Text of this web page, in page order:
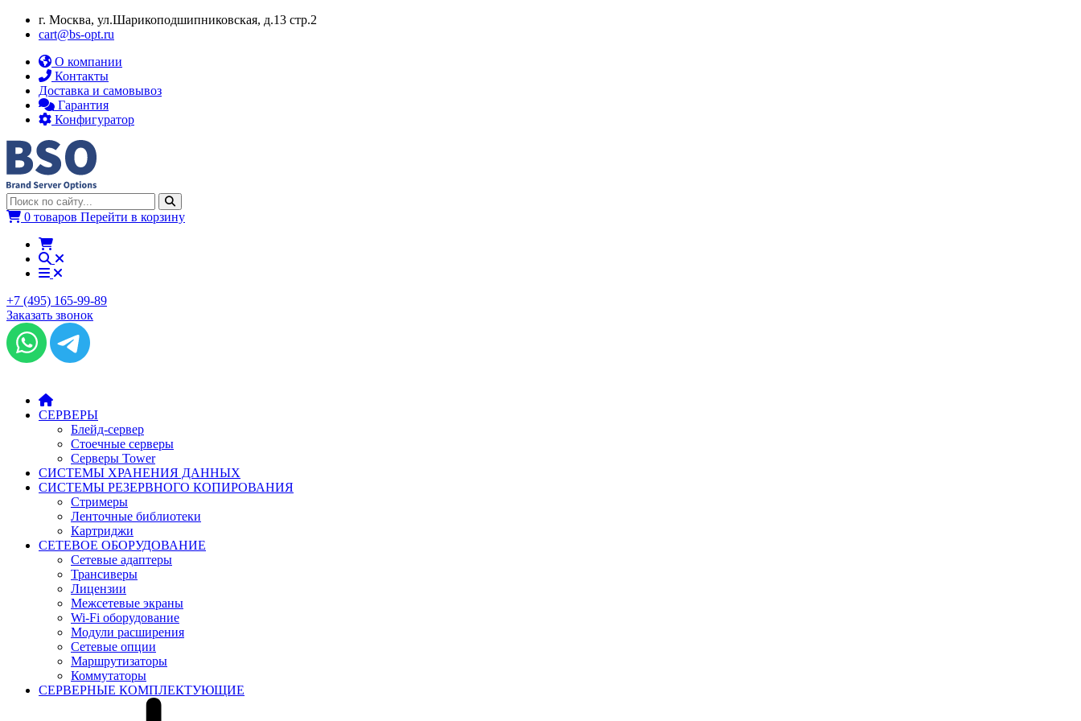
г. Москва, ул.​​Шарикоподшипниковская, д.13 стр.2
cart@bs-opt.ru
О компании
Контакты
Доставка и самовывоз
Гарантия
Конфигуратор
0 товаров Перейти в корзину
+7 (495) 165-99-89
Заказать звонок
СЕРВЕРЫ
Блейд-сервер
Стоечные серверы
Серверы Tower
СИСТЕМЫ ХРАНЕНИЯ ДАННЫХ
СИСТЕМЫ РЕЗЕРВНОГО КОПИРОВАНИЯ
Стримеры
Ленточные библиотеки
Картриджи
СЕТЕВОЕ ОБОРУДОВАНИЕ
Сетевые адаптеры
Трансиверы
Лицензии
Межсетевые экраны
Wi-Fi оборудование
Модули расширения
Сетевые опции
Маршрутизаторы
Коммутаторы
СЕРВЕРНЫЕ КОМПЛЕКТУЮЩИЕ